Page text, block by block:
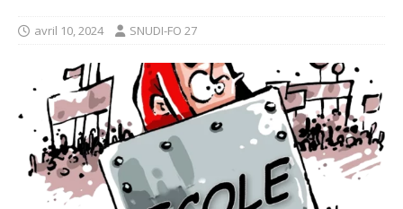
avril 10, 2024 SNUDI-FO 27